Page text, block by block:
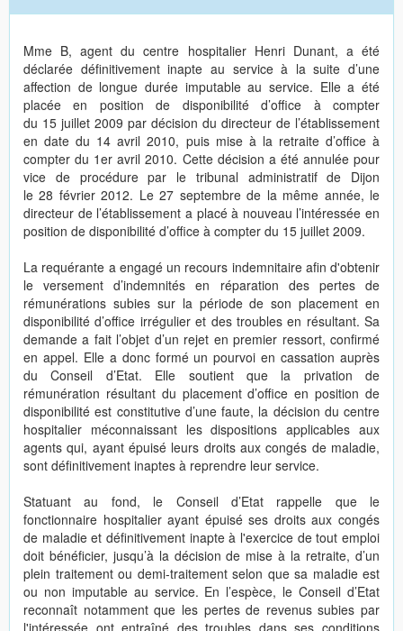
Mme B, agent du centre hospitalier Henri Dunant, a été
déclarée définitivement inapte au service à la suite d’une
affection de longue durée imputable au service. Elle a été
placée en position de disponibilité d’office à compter
du 15 juillet 2009 par décision du directeur de l’établissement
en date du 14 avril 2010, puis mise à la retraite d’office à
compter du 1er avril 2010. Cette décision a été annulée pour
vice de procédure par le tribunal administratif de Dijon
le 28 février 2012. Le 27 septembre de la même année, le
directeur de l’établissement a placé à nouveau l’intéressée en
position de disponibilité d’office à compter du 15 juillet 2009.
La requérante a engagé un recours indemnitaire afin d'obtenir
le versement d’indemnités en réparation des pertes de
rémunérations subies sur la période de son placement en
disponibilité d’office irrégulier et des troubles en résultant. Sa
demande a fait l’objet d’un rejet en premier ressort, confirmé
en appel. Elle a donc formé un pourvoi en cassation auprès
du Conseil d’Etat. Elle soutient que la privation de
rémunération résultant du placement d’office en position de
disponibilité est constitutive d’une faute, la décision du centre
hospitalier méconnaissant les dispositions applicables aux
agents qui, ayant épuisé leurs droits aux congés de maladie,
sont définitivement inaptes à reprendre leur service.
Statuant au fond, le Conseil d’Etat rappelle que le
fonctionnaire hospitalier ayant épuisé ses droits aux congés
de maladie et définitivement inapte à l'exercice de tout emploi
doit bénéficier, jusqu’à la décision de mise à la retraite, d’un
plein traitement ou demi-traitement selon que sa maladie est
ou non imputable au service. En l’espèce, le Conseil d’Etat
reconnaît notamment que les pertes de revenus subies par